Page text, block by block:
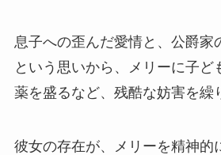
息子への歪んだ愛情と、公爵家
という思いから、メリーに子ど
薬を盛るなど、残酷な妨害を繰
彼女の存在が、メリーを精神的